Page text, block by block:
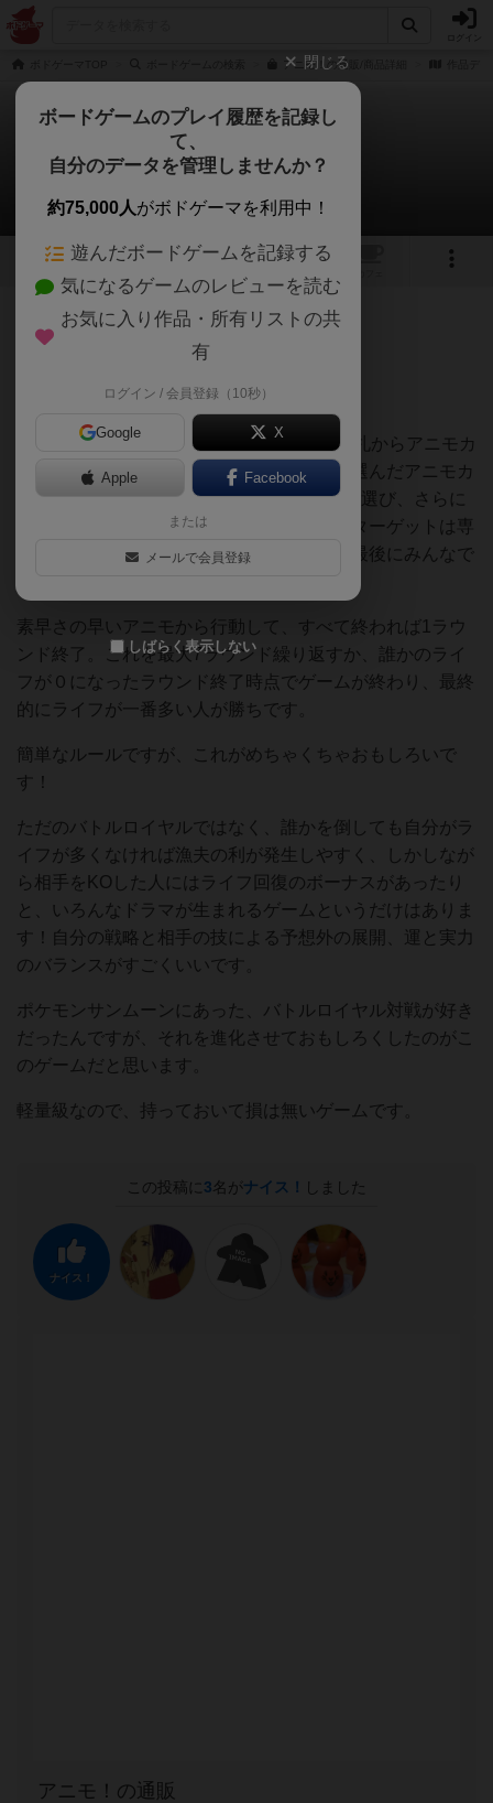
アニモ！の通販/商品詳細
アニモ！
ボドゲ怪獣さんのレビュー
3 3
223名 3名 0 約1年前
友達４人でプレイ。
全員ライフが10からスタート、配られた手札からアニモカ
ードを１枚選び裏向きに出します。そして選んだアニモカ
ードに書いてある2つの技のうち好きな方を選び、さらに
誰をターゲットにするかを選びます。技とターゲットは専
用チップがあり、これらも裏向きに出し、最後にみんなで
素早さの早いアニモから行動して、すべて終われば1ラウ
ンド終了。これを最大7ラウンド繰り返すか、誰かのライ
フが０になったラウンド終了時点でゲームが終わり、最終
的にライフが一番多い人が勝ちです。
簡単なルールですが、これがめちゃくちゃおもしろいで
す！
ただのバトルロイヤルではなく、誰かを倒しても自分がラ
イフが多くなければ漁夫の利が発生しやすく、しかしなが
ら相手をKOした人にはライフ回復のボーナスがあったり
と、いろんなドラマが生まれるゲームというだけはありま
す！自分の戦略と相手の技による予想外の展開、運と実力
のバランスがすごくいいです。
ポケモンサンムーンにあった、バトルロイヤル対戦が好き
だったんですが、それを進化させておもしろくしたのがこ
のゲームだと思います。
軽量級なので、持っておいて損は無いゲームです。
この投稿に 3名がナイス！ しました
ナイス！
アニモ！の通販
閉じる
ボードゲームのプレイ履歴を記録し
て、
自分のデータを管理しませんか？
約75,000人がボドゲーマを利用中！
遊んだボードゲームを記録する
気になるゲームのレビューを読む
お気に入り作品・所有リストの共
有
ログイン / 会員登録（10秒）
Google X
Apple Facebook
または
メールで会員登録
しばらく表示しない